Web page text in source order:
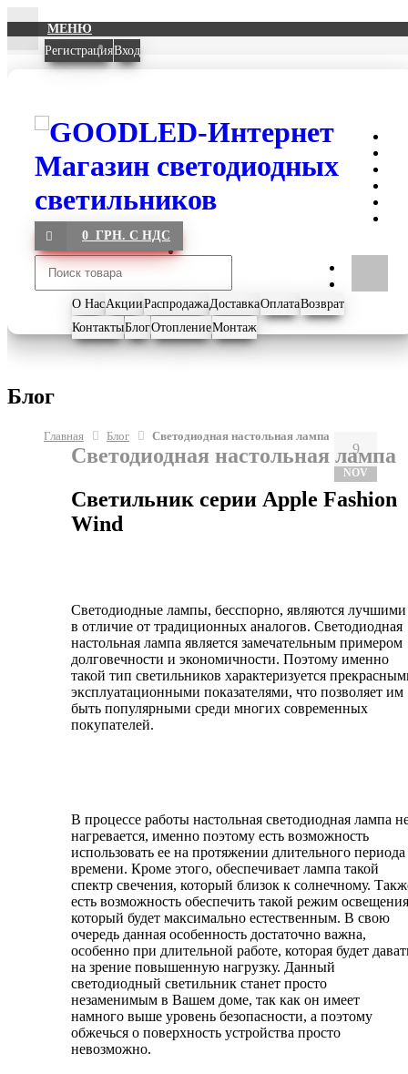
МЕНЮ
РегистрацияВход
0 ГРН. С НДС
О НасАкцииРаспродажаДоставкаОплатаВозврат
КонтактыБлогОтоплениеМонтаж
Блог
Главная Блог Светодиодная настольная лампа
9
NOV
Светодиодная настольная лампа
Светильник серии Apple Fashion
Wind
Светодиодные лампы, бесспорно, являются лучшими
в отличие от традиционных аналогов. Светодиодная
настольная лампа является замечательным примером
долговечности и экономичности. Поэтому именно
такой тип светильников характеризуется
эксплуатационными показателями, что позволяет им
быть популярными среди многих современных
покупателей.
В процессе работы настольная светодиодная лампа
нагревается, именно поэтому есть возможность
использовать ее на протяжении длительного периода
времени. Кроме этого, обеспечивает лампа такой
спектр свечения, который близок к солнечному.
есть возможность обеспечить такой режим
который будет максимально естественным. В свою
очередь данная особенность достаточно важна,
особенно при длительной работе, которая будет
на зрение повышенную нагрузку. Данный
светодиодный светильник станет просто
незаменимым в Вашем доме, так как он имеет
намного выше уровень безопасности, а поэтому
обжечься о поверхность устройства просто
невозможно.